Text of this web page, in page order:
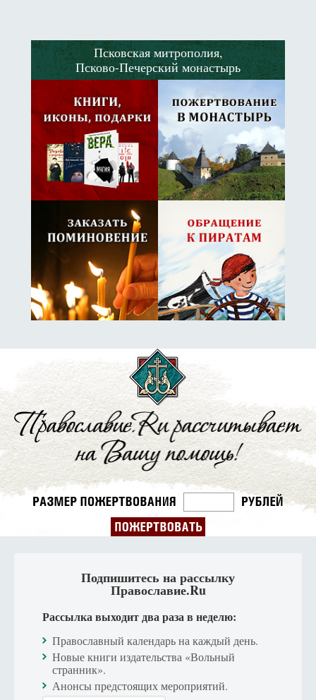
Псковская митрополия,
Псково-Печерский монастырь
Подпишитесь на рассылку
Православие.Ru
Рассылка выходит два раза в неделю:
Православный календарь на каждый день.
Новые книги издательства «Вольный
странник».
Анонсы предстоящих мероприятий.